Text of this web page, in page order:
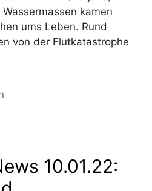
kamen
ums Leben. Rund
von der Flutkatastrophe
10.01.22: